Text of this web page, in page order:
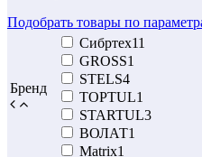
Подобрать товары по
Бренд
Сибртех11
GROSS1
STELS4
TOPTUL1
STARTUL3
ВОЛАТ1
Matrix1